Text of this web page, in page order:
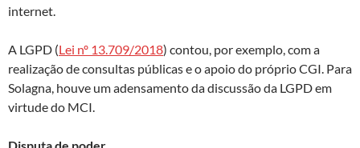
internet.
A LGPD (Lei nº 13.709/2018) contou, por exemplo, com a
realização de consultas públicas e o apoio do próprio CGI. Para
Solagna, houve um adensamento da discussão da LGPD em
virtude do MCI.